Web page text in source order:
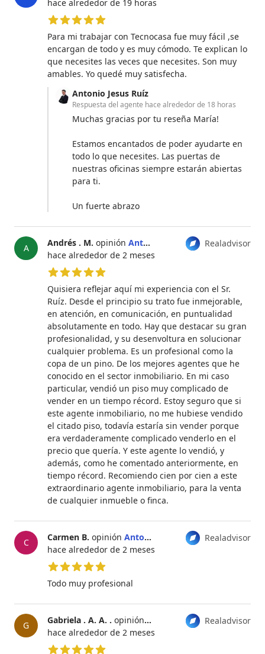
hace alrededor de 19 horas
5 de 5 estrellas
Para mi trabajar con Tecnocasa fue muy fácil ,se
encargan de todo y es muy cómodo. Te explican lo
que necesites las veces que necesites. Son muy
amables. Yo quedé muy satisfecha.
Antonio Jesus Ruíz
Respuesta del agente hace alrededor de 18 horas
Muchas gracias por tu reseña María!
Estamos encantados de poder ayudarte en
todo lo que necesites. Las puertas de
nuestras oficinas siempre estarán abiertas
para ti.
Un fuerte abrazo
A Realadvisor
Andrés . M. opinión Antonio Jesus Ruíz
hace alrededor de 2 meses
5 de 5 estrellas
Quisiera reflejar aquí mi experiencia con el Sr.
Ruíz. Desde el principio su trato fue inmejorable,
en atención, en comunicación, en puntualidad
absolutamente en todo. Hay que destacar su gran
profesionalidad, y su desenvoltura en solucionar
cualquier problema. Es un profesional como la
copa de un pino. De los mejores agentes que he
conocido en el sector inmobiliario. En mi caso
particular, vendió un piso muy complicado de
vender en un tiempo récord. Estoy seguro que si
este agente inmobiliario, no me hubiese vendido
el citado piso, todavía estaría sin vender porque
era verdaderamente complicado venderlo en el
precio que quería. Y este agente lo vendió, y
además, como he comentado anteriormente, en
tiempo récord. Recomiendo cien por cien a este
extraordinario agente inmobiliario, para la venta
de cualquier inmueble o finca.
C Realadvisor
Carmen B. opinión Antonio Jesus Ruíz
hace alrededor de 2 meses
5 de 5 estrellas
Todo muy profesional
G Realadvisor
Gabriela . A. A. . opinión Antonio Jesus Ruíz
hace alrededor de 2 meses